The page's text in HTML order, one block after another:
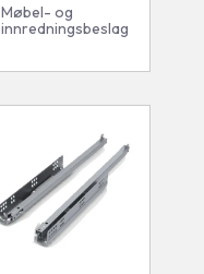
Møbel- og
innredningsbeslag